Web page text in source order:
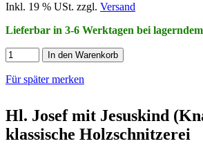
Inkl. 19 % USt. zzgl. Versand
Lieferbar in 3-6 Werktagen bei
In den Warenkorb
Für später merken
Hl. Josef mit Jesuskind
klassische Holzschnitzerei